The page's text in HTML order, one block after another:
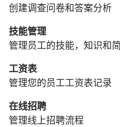
创建调查问卷和答案分析
技能管理
管理员工的技能，知识和
工资表
管理您的员工工资表记录
在线招聘
管理线上招聘流程